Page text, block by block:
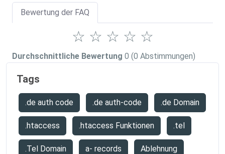
Bewertung der FAQ
☆
☆
☆
☆
☆
Durchschnittliche Bewertung 0 (0 Abstimmungen)
Tags
.de auth code .de auth-code .de Domain
.htaccess .htaccess Funktionen .tel
.Tel Domain a- records Ablehnung